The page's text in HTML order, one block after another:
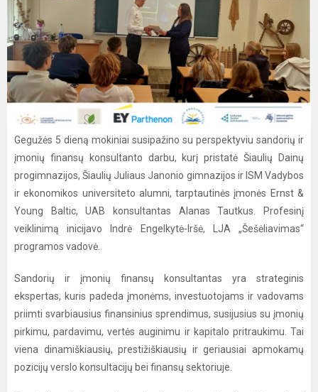
Gegužės 5 dieną mokiniai susipažino su perspektyviu sandorių ir
įmonių finansų konsultanto darbu, kurį pristatė Šiaulių Dainų
progimnazijos, Šiaulių Juliaus Janonio gimnazijos ir ISM Vadybos
ir ekonomikos universiteto alumni, tarptautinės įmonės Ernst &
Young Baltic, UAB konsultantas Alanas Tautkus. Profesinį
veiklinimą inicijavo Indrė Engelkytė-Iršė, LJA „Šešėliavimas“
programos vadovė.
Sandorių ir įmonių finansų konsultantas yra strateginis
ekspertas, kuris padeda įmonėms, investuotojams ir vadovams
priimti svarbiausius finansinius sprendimus, susijusius su įmonių
pirkimu, pardavimu, vertės auginimu ir kapitalo pritraukimu. Tai
viena dinamiškiausių, prestižiškiausių ir geriausiai apmokamų
pozicijų verslo konsultacijų bei finansų sektoriuje.